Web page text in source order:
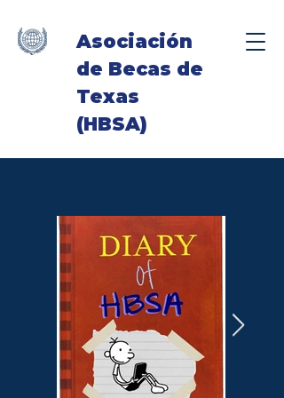
Asociación
de Becas de
Texas
(HBSA)